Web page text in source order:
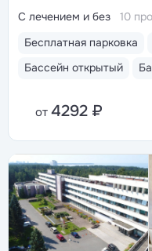
Бесплатная парковка
Бассейн открытый
С лечением и без 10
от 4292 ₽